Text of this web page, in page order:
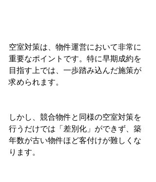
空室対策は、物件運営において非常に
重要なポイントです。特に早期成約を
目指す上では、一歩踏み込んだ施策が
求められます。
しかし、競合物件と同様の空室対策を
行うだけでは「差別化」ができず、築
年数が古い物件ほど客付けが難しくな
ります。